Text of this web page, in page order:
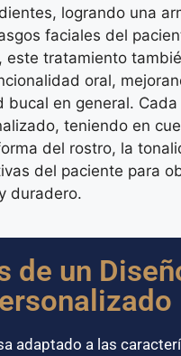
logrando una
faciales del
este tratamiento
oral,
bucal en general.
teniendo en
del rostro, la
del paciente para
duradero.
de un
adaptado a las